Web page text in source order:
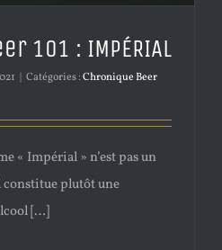
101 : IMPÉRIAL
Catégories :Chronique Beer
« Impérial » n’est pas un
constitue plutôt une
[…]